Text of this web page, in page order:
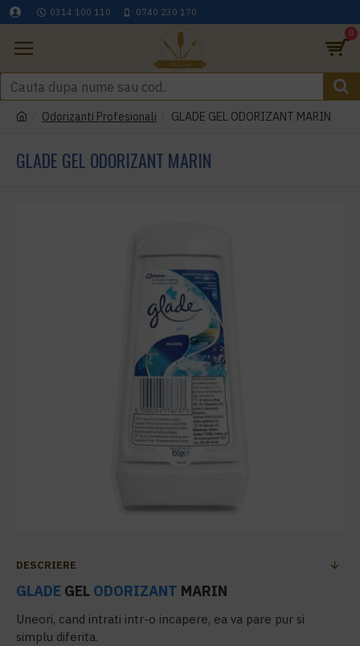
0314 100 110 0740 230 170
0
Odorizanti Profesionali GLADE GEL ODORIZANT MARIN
GLADE GEL ODORIZANT MARIN
DESCRIERE
GLADE GEL ODORIZANT MARIN
Uneori, cand intrati intr-o incapere, ea va pare pur si
simplu diferita.